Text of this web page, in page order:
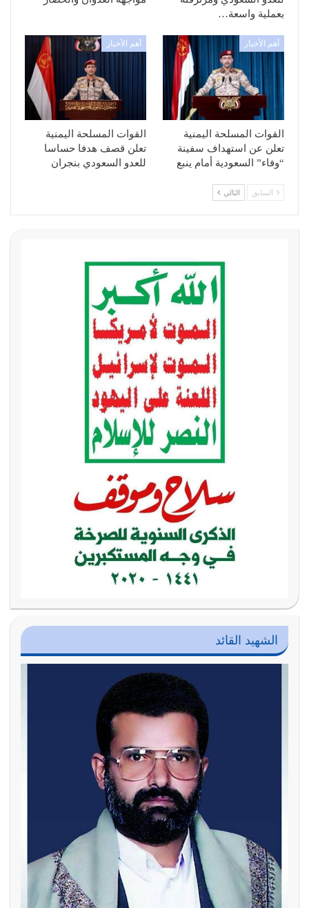
بعملية واسعة…
أهم الأخبار
القوات المسلحة اليمنية
تعلن عن استهداف سفينة
“وفاء” السعودية أمام ينبع
أهم الأخبار
القوات المسلحة اليمنية
تعلن قصف هدفا حساسا
للعدو السعودي بنجران
السابق التالي
الشهيد القائد